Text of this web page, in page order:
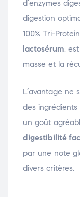
d’enzymes
digestion
100% Tri-
lactosérum,
masse et la
L’avantage ne
des
un goût
digestibilité
par une note
divers critères.